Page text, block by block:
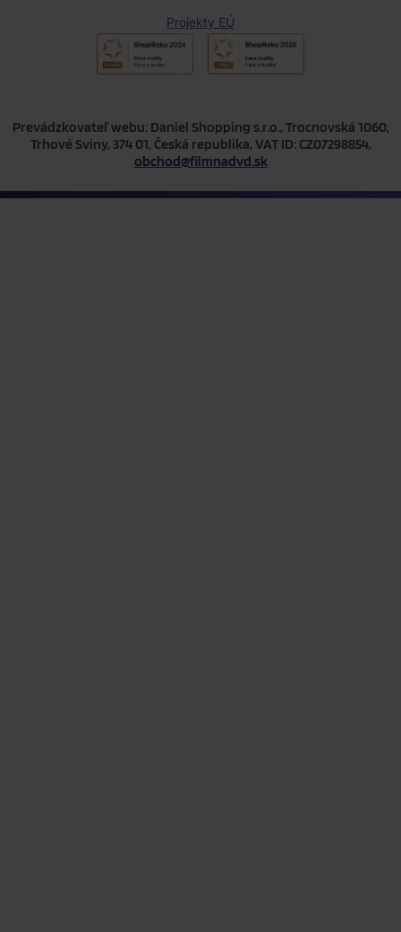
Projekty EÚ
Prevádzkovateľ webu: Daniel Shopping s.r.o., Trocnovská 1060,
Trhové Sviny, 374 01, Česká republika, VAT ID: CZ07298854,
obchod@filmnadvd.sk